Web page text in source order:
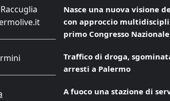
Nasce una nuova visione
con approccio
primo Congresso Nazionale
Traffico di droga,
arresti a Palermo
A fuoco una stazione di